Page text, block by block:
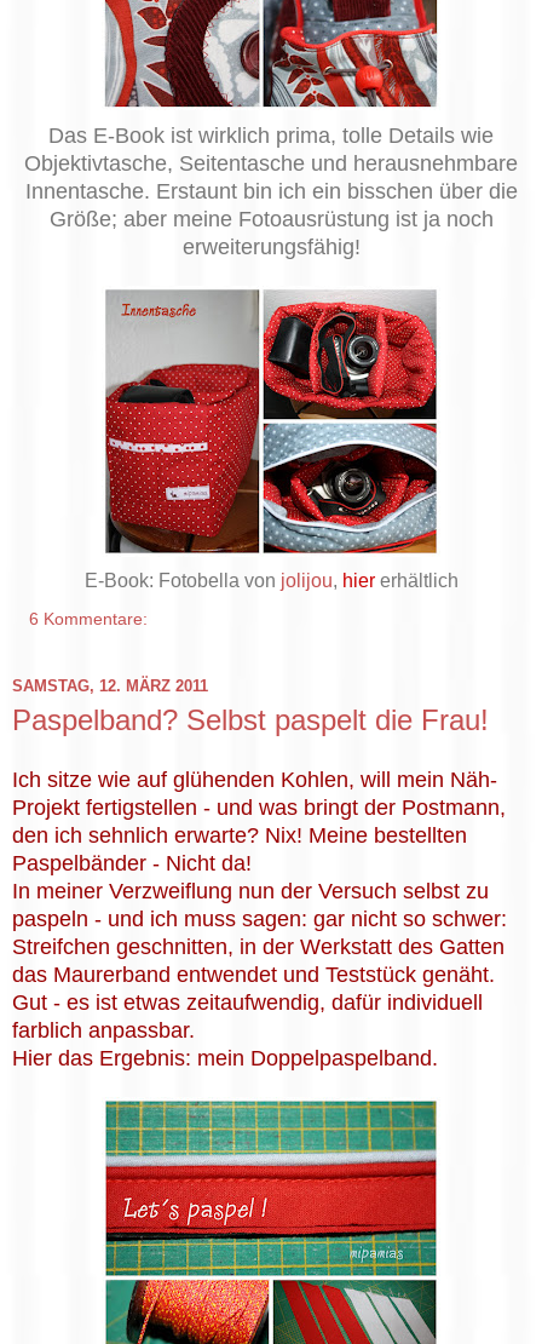
Das E-Book ist wirklich prima, tolle Details wie
Objektivtasche, Seitentasche und herausnehmbare
Innentasche. Erstaunt bin ich ein bisschen über die
Größe; aber meine Fotoausrüstung ist ja noch
erweiterungsfähig!
E-Book: Fotobella von jolijou, hiererhältlich
6 Kommentare:
SAMSTAG, 12. MÄRZ 2011
Paspelband? Selbst paspelt die Frau!
Ich sitze wie auf glühenden Kohlen, will mein Näh-
Projekt fertigstellen - und was bringt der Postmann,
den ich sehnlich erwarte? Nix! Meine bestellten
Paspelbänder - Nicht da!
In meiner Verzweiflung nun der Versuch selbst zu
paspeln - und ich muss sagen: gar nicht so schwer:
Streifchen geschnitten, in der Werkstatt des Gatten
das Maurerband entwendet und Teststück genäht.
Gut - es ist etwas zeitaufwendig, dafür individuell
farblich anpassbar.
Hier das Ergebnis: mein Doppelpaspelband.